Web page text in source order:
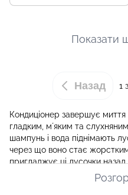
Показати
Назад 1
Кондиціонер завершує миття
гладким, мʼяким та
шампунь і вода піднімають
через що воно стає
пригладжує ці лусочки
полегшує розчісування.